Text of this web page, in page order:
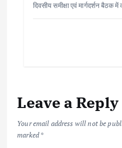
दिवसीय समीक्षा एवं मार्गदर्शन
Leave a Reply
Your email address will not be
marked*